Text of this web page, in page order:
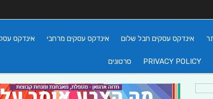
אינדקס עסקים חבל שלום אינדקס עסקים מרחבי אינדקס
PRIVACY POLICY סרטונים